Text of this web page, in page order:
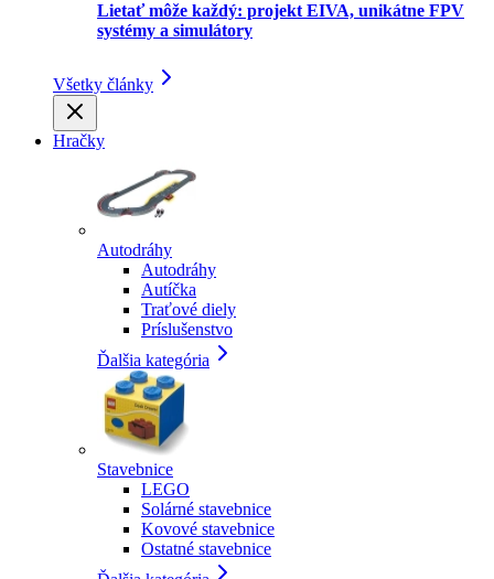
Lietať môže každý: projekt EIVA, unikátne FPV
systémy a simulátory
Všetky články
Hračky
Autodráhy
Autodráhy
Autíčka
Traťové diely
Príslušenstvo
Ďalšia kategória
Stavebnice
LEGO
Solárné stavebnice
Kovové stavebnice
Ostatné stavebnice